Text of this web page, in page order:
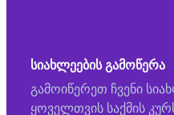
ᲡᲘᲐᲮᲚᲔᲔᲑᲘᲡ ᲒᲐᲛᲝᲬᲔᲠᲐ
გამოიწერეთ ჩვენი
ყოველთვის საქმის